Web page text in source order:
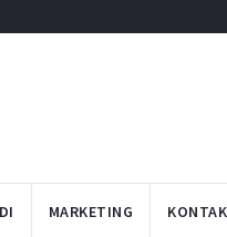
MARKETING